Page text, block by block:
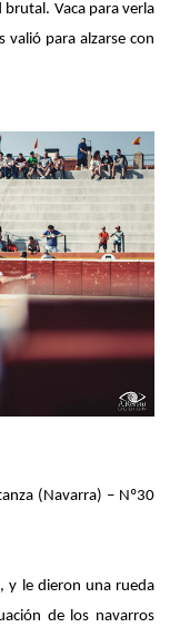
brutal. Vaca para verla
valió para alzarse con
(Navarra) – Nº30
y le dieron una rueda
de los navarros